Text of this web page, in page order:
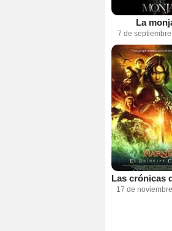
La
7 de
17 de